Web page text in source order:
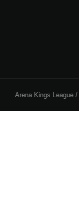
Arena Kings League /